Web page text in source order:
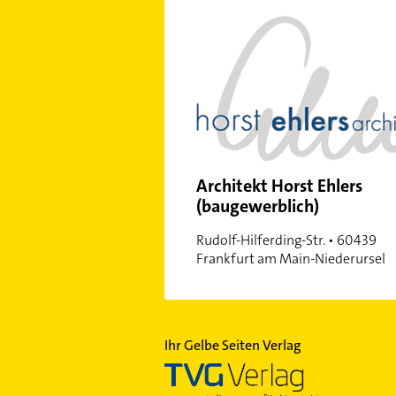
Praunheim
Preungesheim
Rödelheim
Riederwald
Sachsenhausen
Westend-Nord
Westend-Süd
Architekt Horst Ehlers
(baugewerblich)
Rudolf-Hilferding-Str. • 60439
Frankfurt am Main-Niederursel
Ihr Gelbe Seiten Verlag